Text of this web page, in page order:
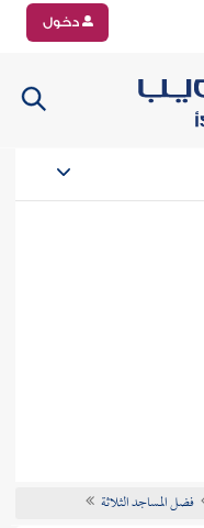
دخول
فضل المساجد الثلاثة